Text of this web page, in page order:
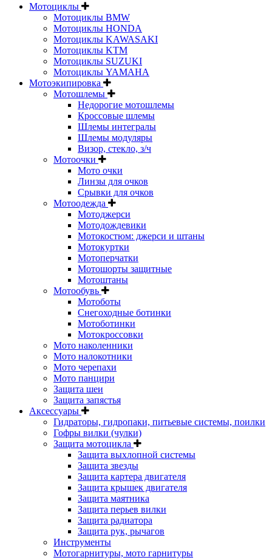
Мотоциклы
Мотоциклы BMW
Мотоциклы HONDA
Мотоциклы KAWASAKI
Мотоциклы KTM
Мотоциклы SUZUKI
Мотоциклы YAMAHA
Мотоэкипировка
Мотошлемы
Недорогие мотошлемы
Кроссовые шлемы
Шлемы интегралы
Шлемы модуляры
Визор, стекло, з/ч
Мотоочки
Мото очки
Линзы для очков
Срывки для очков
Мотоодежда
Мотоджерси
Мотодождевики
Мотокостюм: джерси и штаны
Мотокуртки
Мотоперчатки
Мотошорты защитные
Мотоштаны
Мотообувь
Мотоботы
Снегоходные ботинки
Мотоботинки
Мотокроссовки
Мото наколенники
Мото налокотники
Мото черепахи
Мото панцири
Защита шеи
Защита запястья
Аксессуары
Гидраторы, гидропаки, питьевые системы, поилки
Гофры вилки (чулки)
Защита мотоцикла
Защита выхлопной системы
Защита звезды
Защита картера двигателя
Защита крышек двигателя
Защита маятника
Защита перьев вилки
Защита радиатора
Защита рук, рычагов
Инструменты
Мотогарнитуры, мото гарнитуры